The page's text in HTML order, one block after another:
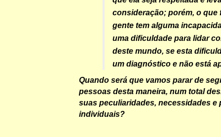
consideração; porém, o que
gente tem alguma
uma dificuldade para lidar
deste mundo, se esta
um diagnóstico e não está
Quando será que vamos parar de
pessoas desta maneira, num total
suas peculiaridades, necessidades e
individuais?